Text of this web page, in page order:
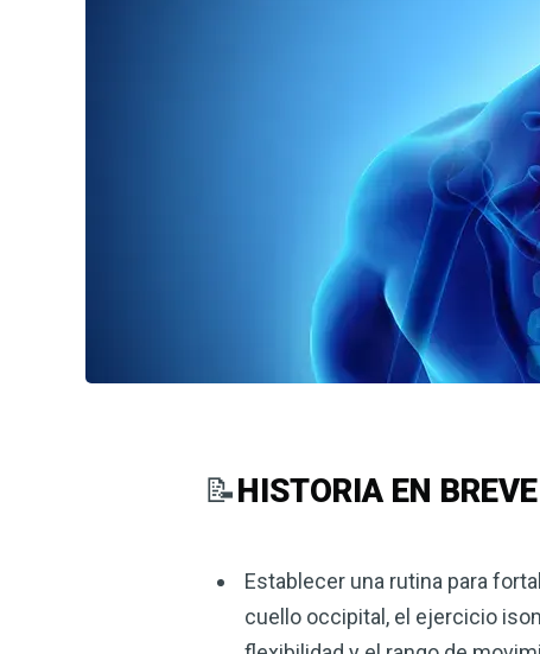
📝HISTORIA EN BREVE
Establecer una rutina para
cuello occipital, el ejercicio